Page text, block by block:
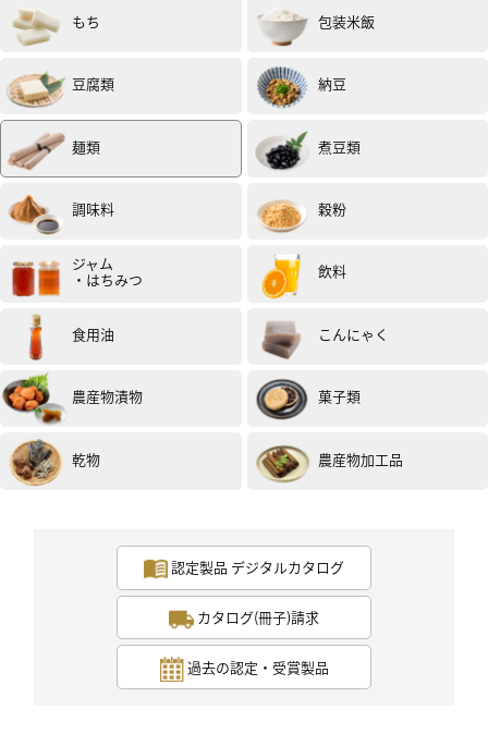
やはりざるそばが、そばの味をより感じることができま
寒かったのでかけそばもしましたが、やはりすこしゆる
くなってしまい‥
そこのゆで時間のご指南も頂けたら、より美味しく頂け
たかなと思います。
そばの茹で方の説明書書きの3番は1分20～30秒です、と
してほしいです。
何分茹でればいいのか、何度か読み直しました。
女性 ★★★★★
2020.12
そばつゆも美味しかったです。
細くてこしもあり、最後まで美味しく頂きました。
投稿日：2020年12月18日（試食モニター）
もち 包装米飯
豆腐類 納豆
麺類 煮豆類
調味料 穀粉
ジャム
・はちみつ 飲料
食用油 こんにゃく
農産物漬物 菓子類
乾物 農産物加工品
認定製品 デジタルカタログ
カタログ(冊子)請求
過去の認定・受賞製品